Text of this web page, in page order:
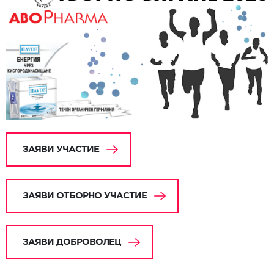
ЗАЯВИ УЧАСТИЕ
ЗАЯВИ ОТБОРНО УЧАСТИЕ
ЗАЯВИ ДОБРОВОЛЕЦ